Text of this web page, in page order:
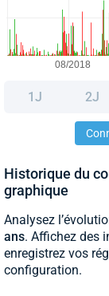
1J 2J
Historique du
graphique
Analysez
ans. Affichez des
enregistrez vos
configuration.